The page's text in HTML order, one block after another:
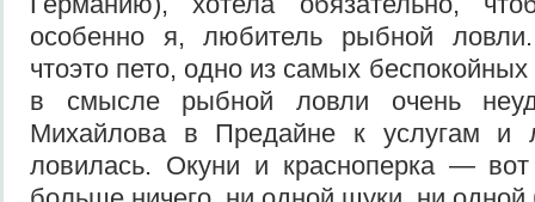
особенно я, любитель рыбной
чтоэто пето, одно из самых
в смысле рыбной ловли очень
Михайлова в Предайне к услугам и
ловилась. Окуни и красноперка —